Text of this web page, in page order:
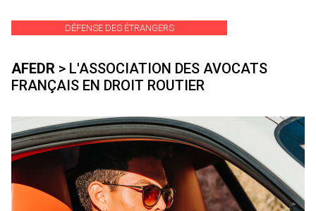
DÉFENSE DES ÉTRANGERS
AFEDR > L'ASSOCIATION DES AVOCATS
FRANÇAIS EN DROIT ROUTIER